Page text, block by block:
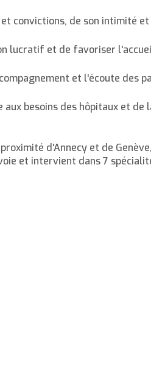
convictions, de son intimité
lucratif et de favoriser
et l'écoute des
besoins des hôpitaux et de
d'Annecy et de
et intervient dans 7